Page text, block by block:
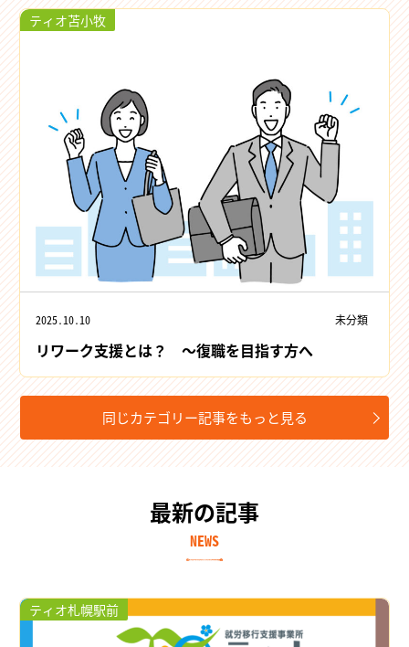
ティオ苫小牧
2025.10.10 未分類
リワーク支援とは？ ～復職を目指す方へ
同じカテゴリー記事をもっと見る
最新の記事
NEWS
ティオ札幌駅前